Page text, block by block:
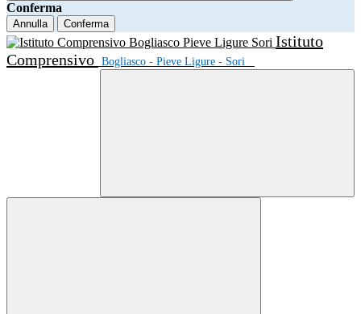
Conferma
Annulla Conferma
Istituto
Comprensivo Bogliasco - Pieve Ligure - Sori